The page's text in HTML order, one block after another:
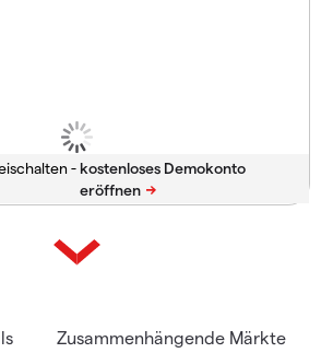
-
Zusammenhängende Märkte